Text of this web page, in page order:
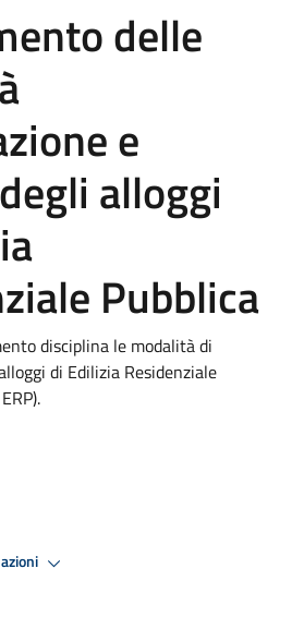
delle
e
alloggi
Pubblica
disciplina le modalità di
di Edilizia Residenziale